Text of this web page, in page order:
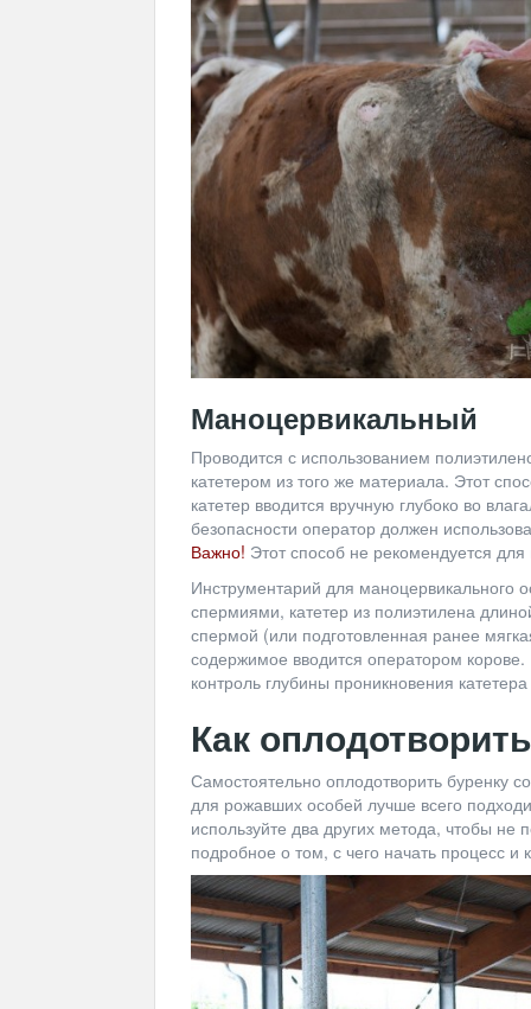
Маноцервикальный
Проводится с использованием
катетером из того же материала. Этот
катетер вводится вручную глубоко во
безопасности оператор должен
Важно! Этот способ не рекомендуется
Инструментарий для маноцервикального
спермиями, катетер из полиэтилена
спермой (или подготовленная ранее
содержимое вводится оператором
контроль глубины проникновения
Как
Самостоятельно оплодотворить буренку
для рожавших особей лучше всего
используйте два других метода, чтобы
подробное о том, с чего начать процесс и